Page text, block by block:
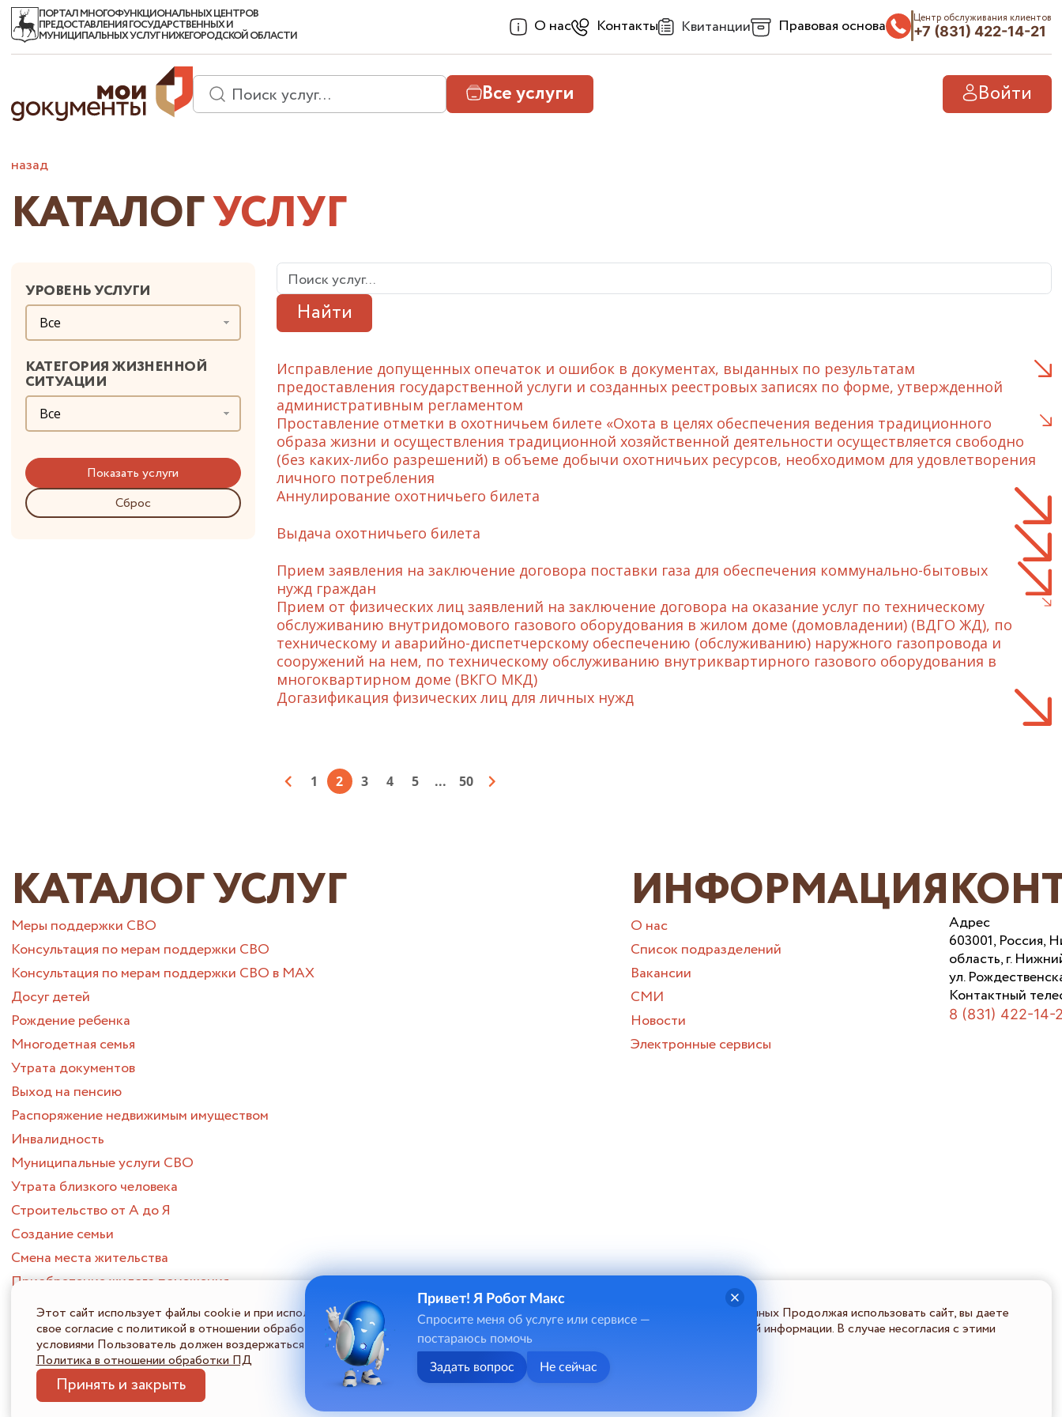
ПОРТАЛ МНОГОФУНКЦИОНАЛЬНЫХ ЦЕНТРОВ
ПРЕДОСТАВЛЕНИЯ ГОСУДАРСТВЕННЫХ И
МУНИЦИПАЛЬНЫХ УСЛУГ НИЖЕГОРОДСКОЙ ОБЛАСТИ О нас Контакты Квитанции Правовая основа Центр обслуживания клиентов
+7 (831) 422-14-21
Все услуги Войти
назад
КАТАЛОГУСЛУГ
УРОВЕНЬ УСЛУГИ
Все
КАТЕГОРИЯ ЖИЗНЕННОЙ
СИТУАЦИИ
Все
Сброс
Найти
Исправление допущенных опечаток и ошибок в документах, выданных по результатам
предоставления государственной услуги и созданных реестровых записях по форме, утвержденной
административным регламентом
Проставление отметки в охотничьем билете «Охота в целях обеспечения ведения традиционного
образа жизни и осуществления традиционной хозяйственной деятельности осуществляется свободно
(без каких-либо разрешений) в объеме добычи охотничьих ресурсов, необходимом для удовлетворения
личного потребления
Аннулирование охотничьего билета
Выдача охотничьего билета
Прием заявления на заключение договора поставки газа для обеспечения коммунально-бытовых
нужд граждан
Прием от физических лиц заявлений на заключение договора на оказание услуг по техническому
обслуживанию внутридомового газового оборудования в жилом доме (домовладении) (ВДГО ЖД), по
техническому и аварийно-диспетчерскому обеспечению (обслуживанию) наружного газопровода и
сооружений на нем, по техническому обслуживанию внутриквартирного газового оборудования в
многоквартирном доме (ВКГО МКД)
Догазификация физических лиц для личных нужд
1 2 3 4 5 ... 50
КАТАЛОГ УСЛУГ
Меры поддержки СВО
Консультация по мерам поддержки СВО
Консультация по мерам поддержки СВО в МАХ
Досуг детей
Рождение ребенка
Многодетная семья
Утрата документов
Выход на пенсию
Распоряжение недвижимым имуществом
Инвалидность
Муниципальные услуги СВО
Утрата близкого человека
Строительство от А до Я
Создание семьи
Смена места жительства
Приобретение жилого помещения
Потеря или поиск работы
Опека и попечительство
ИНФОРМАЦИЯ
О нас
Список подразделений
Вакансии
СМИ
Новости
Электронные сервисы
Адрес
603001, Россия,
область, г.
ул.
Контактный
8 (831) 422-14-
ПОРТАЛ МНОГОФУНКЦИОНАЛЬНЫХ ЦЕНТРОВ
ПРЕДОСТАВЛЕНИЯ ГОСУДАРСТВЕННЫХ И МУНИЦИПАЛЬНЫХ
УСЛУГ НИЖЕГОРОДСКОЙ ОБЛАСТИ
Политика в отношении обработки ПДн Информация о противодействии коррупцииКарта сайта
© 2026
Этот сайт использует файлы cookie и при использовании онлайн-чата в некоторых случаях потребуется ввод персональных данных Продолжая использовать сайт, вы даете
свое согласие с политикой в отношении обработки персональных данных и указанными в ней условиями обработки персональной информации. В случае несогласия с этими
условиями Пользователь должен воздержаться от использования сайта.
Политика в отношении обработки ПД
Принять и закрыть
Привет! Я Робот Макс
Спросите меня об услуге или сервисе —
постараюсь помочь
Задать вопрос Не сейчас